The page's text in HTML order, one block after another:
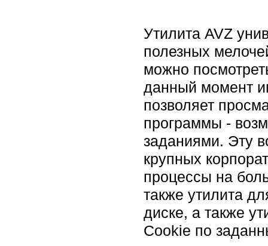
Утилита AVZ
полезных
можно
данный момент
позволяет
программы -
заданиями. Эту
крупных
процессы на
также утилита
диске, а также
Cookie по